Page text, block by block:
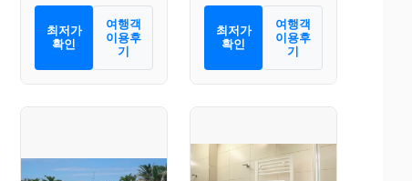
최저가
확인
여행객
이용후
기
최저가
확인
여행객
이용후
기